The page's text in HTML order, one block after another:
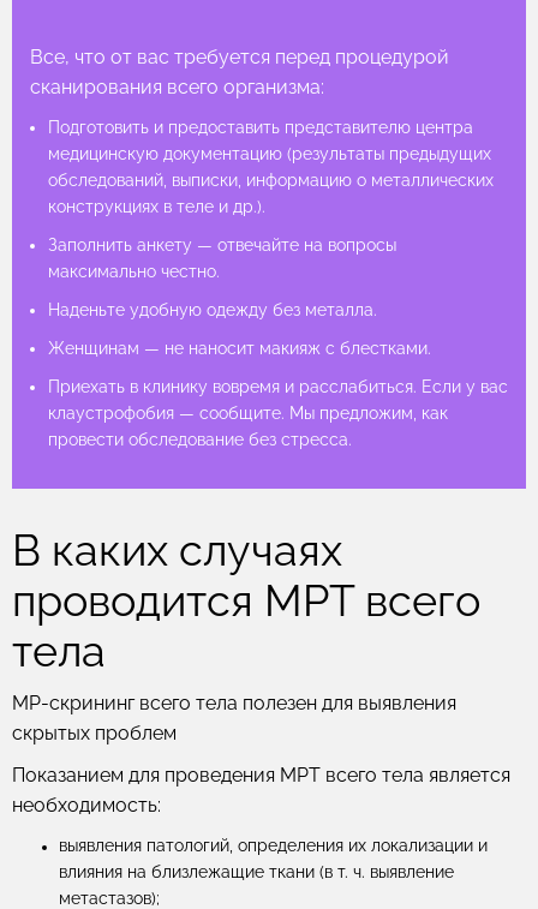
Подготовить и предоставить представителю центра
медицинскую документацию (результаты предыдущих
обследований, выписки, информацию о металлических
конструкциях в теле и др.).
Заполнить анкету — отвечайте на вопросы
максимально честно.
Наденьте удобную одежду без металла.
Женщинам — не наносит макияж с блестками.
Приехать в клинику вовремя и расслабиться. Если у вас
клаустрофобия — сообщите. Мы предложим, как
провести обследование без стресса.
Все, что от вас требуется перед процедурой
сканирования всего организма:
Подготовить и предоставить представителю центра
медицинскую документацию (результаты предыдущих
обследований, выписки, информацию о металлических
конструкциях в теле и др.).
Заполнить анкету — отвечайте на вопросы
максимально честно.
Наденьте удобную одежду без металла.
Женщинам — не наносит макияж с блестками.
Приехать в клинику вовремя и расслабиться. Если у вас
клаустрофобия — сообщите. Мы предложим, как
провести обследование без стресса.
Подготовить и предоставить представителю центра
медицинскую документацию (результаты предыдущих
обследований, выписки, информацию о металлических
конструкциях в теле и др.).
Заполнить анкету — отвечайте на вопросы
максимально честно.
Наденьте удобную одежду без металла.
Женщинам — не наносит макияж с блестками.
Приехать в клинику вовремя и расслабиться. Если у вас
клаустрофобия — сообщите. Мы предложим, как
провести обследование без стресса.
В каких случаях
проводится МРТ всего
тела
МР-скрининг всего тела полезен для выявления
скрытых проблем
Показанием для проведения МРТ всего тела является
необходимость:
выявления патологий, определения их локализации и
влияния на близлежащие ткани (в т. ч. выявление
метастазов);